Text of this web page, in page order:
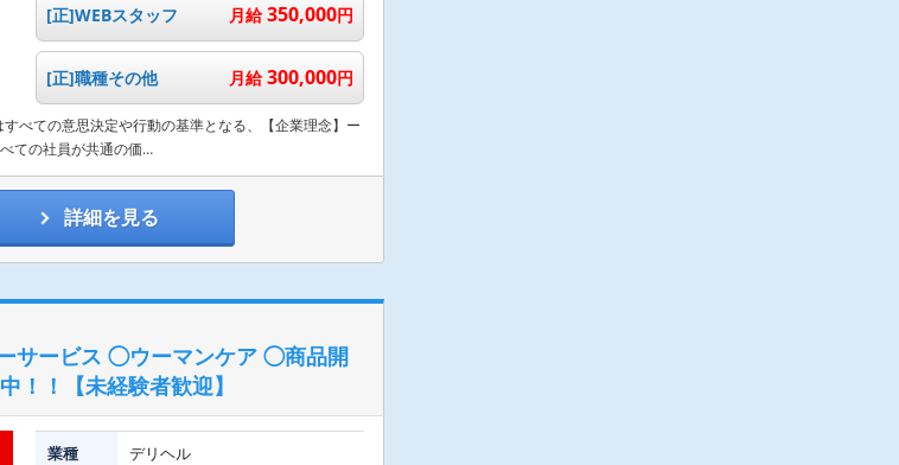
[正]WEBスタッフ 月給350,000円
[正]職種その他 月給300,000円
べての意思決定や行動の基準となる、【企業理念】ー
ての社員が共通の価…
詳細を見る
サービス ◯ウーマンケア ◯商品開
！！【未経験者歓迎】
業種 デリヘル